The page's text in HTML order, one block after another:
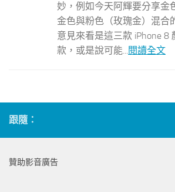
妙，例如今天阿輝要分享金
金色與粉色（玫瑰金）混合
意見來看是這三款 iPhone 8
款，或是說可能...閱讀全文
跟隨：
贊助影音廣告